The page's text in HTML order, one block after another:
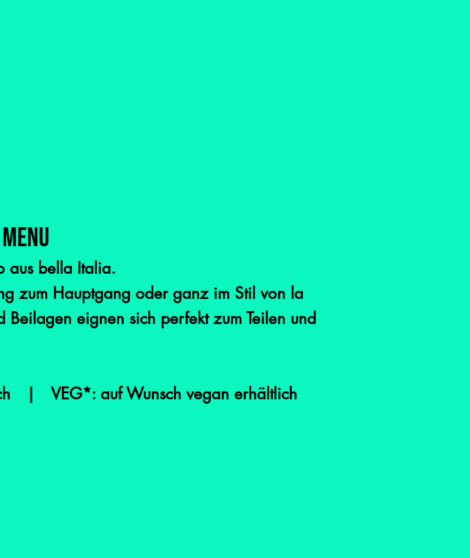
aus bella Italia.
zum Hauptgang oder ganz im Stil von la
eignen sich perfekt zum Teilen und
| VEG*: auf Wunsch vegan erhältlich